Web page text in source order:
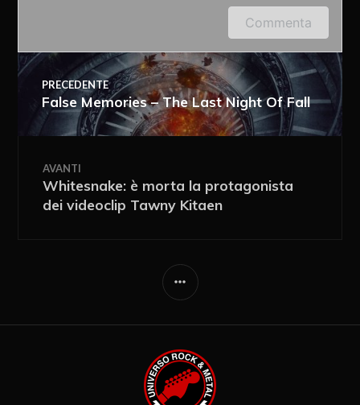
Accedi o fornisci il tuo nome o indirizzo e-mail
Immediata
Giornalmente
Settimanalmente
Ricevi i nuovi commenti via e-mail
Do il mio consenso affinché un
cookie salvi i miei dati (nome, e-mail,
sito web) per il prossimo commento.
Commenta
PRECEDENTE
False Memories – The Last Night Of Fall
AVANTI
Whitesnake: è morta la protagonista
dei videoclip Tawny Kitaen